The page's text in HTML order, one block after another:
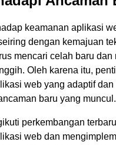
keamanan aplikasi
dengan kemajuan
mencari celah baru dan
Oleh karena itu,
web yang adaptif dan
baru yang muncul.
perkembangan
web dan